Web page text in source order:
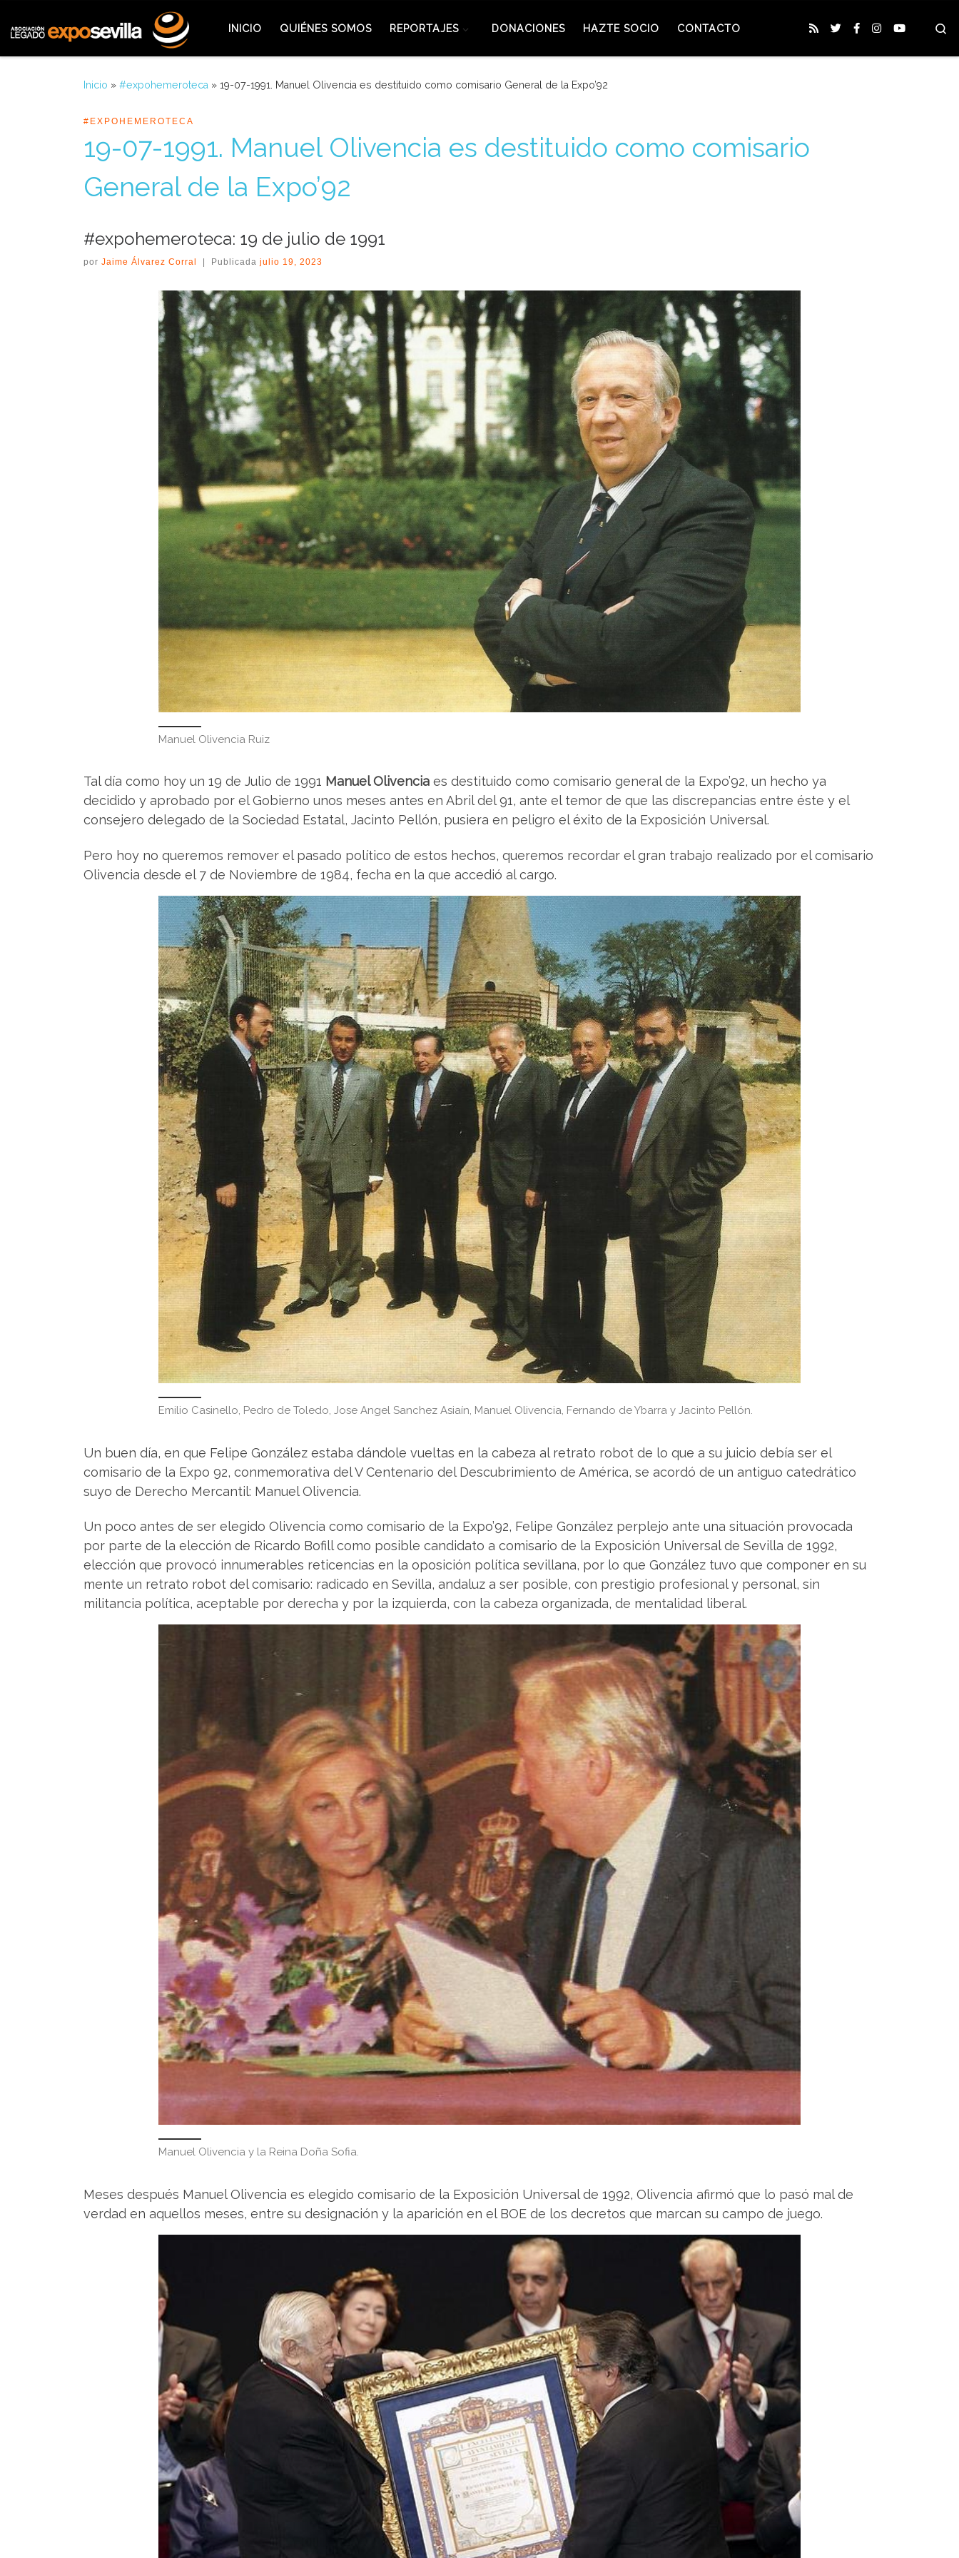
INICIO QUIÉNES SOMOS REPORTAJES DONACIONES HAZTE SOCIO CONTACTO
Inicio » #expohemeroteca » 19-07-1991. Manuel Olivencia es destituido como comisario General de la Expo’92
#EXPOHEMEROTECA
19-07-1991. Manuel Olivencia es destituido como comisario
General de la Expo’92
#expohemeroteca: 19 de julio de 1991
por Jaime Álvarez Corral | Publicada julio 19, 2023
Manuel Olivencia Ruiz
Tal día como hoy un 19 de Julio de 1991 Manuel Olivencia es destituido como comisario general de la Expo’92, un hecho ya
decidido y aprobado por el Gobierno unos meses antes en Abril del 91, ante el temor de que las discrepancias entre éste y el
consejero delegado de la Sociedad Estatal, Jacinto Pellón, pusiera en peligro el éxito de la Exposición Universal.
Pero hoy no queremos remover el pasado político de estos hechos, queremos recordar el gran trabajo realizado por el comisario
Olivencia desde el 7 de Noviembre de 1984, fecha en la que accedió al cargo.
Emilio Casinello, Pedro de Toledo, Jose Angel Sanchez Asiaín, Manuel Olivencia, Fernando de Ybarra y Jacinto Pellón.
Un buen día, en que Felipe González estaba dándole vueltas en la cabeza al retrato robot de lo que a su juicio debía ser el
comisario de la Expo 92, conmemorativa del V Centenario del Descubrimiento de América, se acordó de un antiguo catedrático
suyo de Derecho Mercantil: Manuel Olivencia.
Un poco antes de ser elegido Olivencia como comisario de la Expo’92, Felipe González perplejo ante una situación provocada
por parte de la elección de Ricardo Bofill como posible candidato a comisario de la Exposición Universal de Sevilla de 1992,
elección que provocó innumerables reticencias en la oposición política sevillana, por lo que González tuvo que componer en su
mente un retrato robot del comisario: radicado en Sevilla, andaluz a ser posible, con prestigio profesional y personal, sin
militancia política, aceptable por derecha y por la izquierda, con la cabeza organizada, de mentalidad liberal.
Manuel Olivencia y la Reina Doña Sofia.
Meses después Manuel Olivencia es elegido comisario de la Exposición Universal de 1992, Olivencia afirmó que lo pasó mal de
verdad en aquellos meses, entre su designación y la aparición en el BOE de los decretos que marcan su campo de juego.